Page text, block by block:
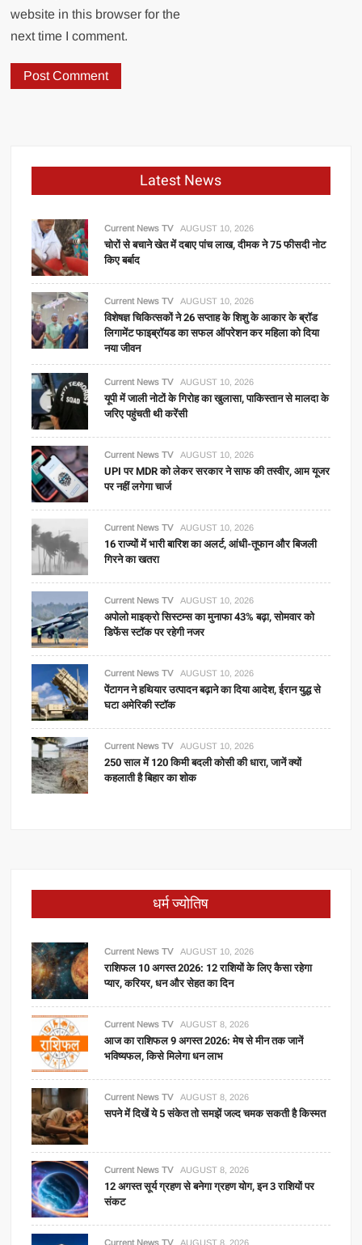
website in this browser for the
next time I comment.
Latest News
Current News TV AUGUST 10, 2026
चोरों से बचाने खेत में दबाए पांच लाख, दीमक ने 75 फीसदी नोट
किए बर्बाद
Current News TV AUGUST 10, 2026
विशेषज्ञ चिकित्सकों ने 26 सप्ताह के शिशु के आकार के ब्रॉड
लिगामेंट फाइब्रॉयड का सफल ऑपरेशन कर महिला को दिया
नया जीवन
Current News TV AUGUST 10, 2026
यूपी में जाली नोटों के गिरोह का खुलासा, पाकिस्तान से मालदा के
जरिए पहुंचती थी करेंसी
Current News TV AUGUST 10, 2026
UPI पर MDR को लेकर सरकार ने साफ की तस्वीर, आम यूजर
पर नहीं लगेगा चार्ज
Current News TV AUGUST 10, 2026
16 राज्यों में भारी बारिश का अलर्ट, आंधी-तूफान और बिजली
गिरने का खतरा
Current News TV AUGUST 10, 2026
अपोलो माइक्रो सिस्टम्स का मुनाफा 43% बढ़ा, सोमवार को
डिफेंस स्टॉक पर रहेगी नजर
Current News TV AUGUST 10, 2026
पेंटागन ने हथियार उत्पादन बढ़ाने का दिया आदेश, ईरान युद्ध से
घटा अमेरिकी स्टॉक
Current News TV AUGUST 10, 2026
250 साल में 120 किमी बदली कोसी की धारा, जानें क्यों
कहलाती है बिहार का शोक
धर्म ज्योतिष
Current News TV AUGUST 10, 2026
राशिफल 10 अगस्त 2026: 12 राशियों के लिए कैसा रहेगा
प्यार, करियर, धन और सेहत का दिन
Current News TV AUGUST 8, 2026
आज का राशिफल 9 अगस्त 2026: मेष से मीन तक जानें
भविष्यफल, किसे मिलेगा धन लाभ
Current News TV AUGUST 8, 2026
सपने में दिखें ये 5 संकेत तो समझें जल्द चमक सकती है किस्मत
Current News TV AUGUST 8, 2026
12 अगस्त सूर्य ग्रहण से बनेगा ग्रहण योग, इन 3 राशियों पर
संकट
Current News TV AUGUST 8, 2026